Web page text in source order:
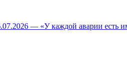
— «У каждой аварии есть